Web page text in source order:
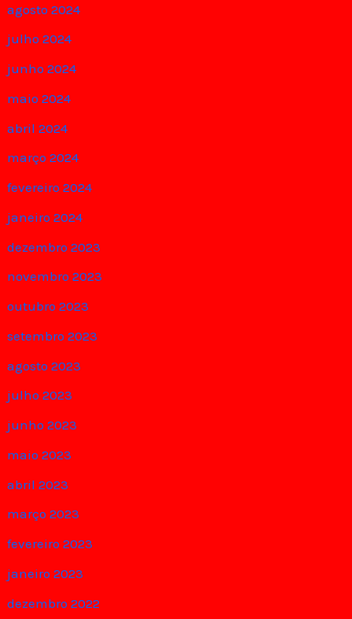
agosto 2024
julho 2024
junho 2024
maio 2024
abril 2024
março 2024
fevereiro 2024
janeiro 2024
dezembro 2023
novembro 2023
outubro 2023
setembro 2023
agosto 2023
julho 2023
junho 2023
maio 2023
abril 2023
março 2023
fevereiro 2023
janeiro 2023
dezembro 2022